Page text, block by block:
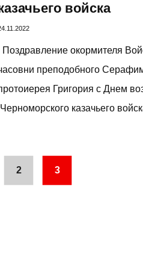
войска
окормителя
преподобного
Григория с Днем
казачьего
2 3